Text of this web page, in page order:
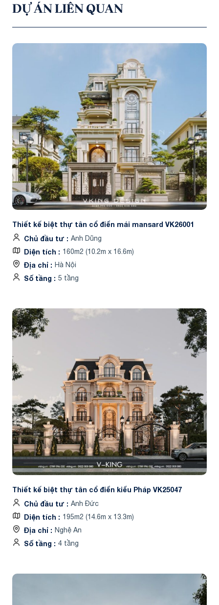
DỰ ÁN LIÊN QUAN
Thiết kế biệt thự tân cổ điển mái mansard VK26001
Chủ đầu tư
Anh Dũng
Diện tích 160m2 (10.2m x 16.6m)
Địa chỉ Hà Nội
Số tầng 5 tầng
Thiết kế biệt thự tân cổ điển kiểu Pháp VK25047
Chủ đầu tư
Anh Đức
Diện tích 195m2 (14.6m x 13.3m)
Địa chỉ Nghệ An
Số tầng 4 tầng